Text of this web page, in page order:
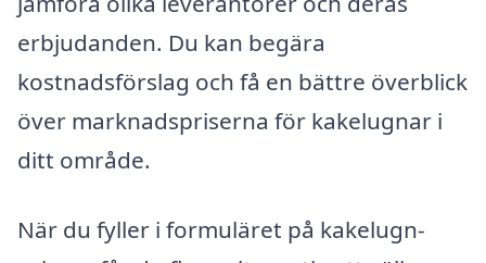
erbjudanden. Du kan begära
kostnadsförslag och få en bättre överblick
över marknadspriserna för kakelugnar i
ditt område.
När du fyller i formuläret på kakelugn-